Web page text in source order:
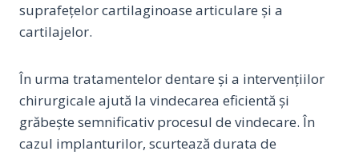
suprafețelor cartilaginoase articulare și a
cartilajelor.
În urma tratamentelor dentare și a intervențiilor
chirurgicale ajută la vindecarea eficientă şi
grăbeşte semnificativ procesul de vindecare. În
cazul implanturilor, scurtează durata de